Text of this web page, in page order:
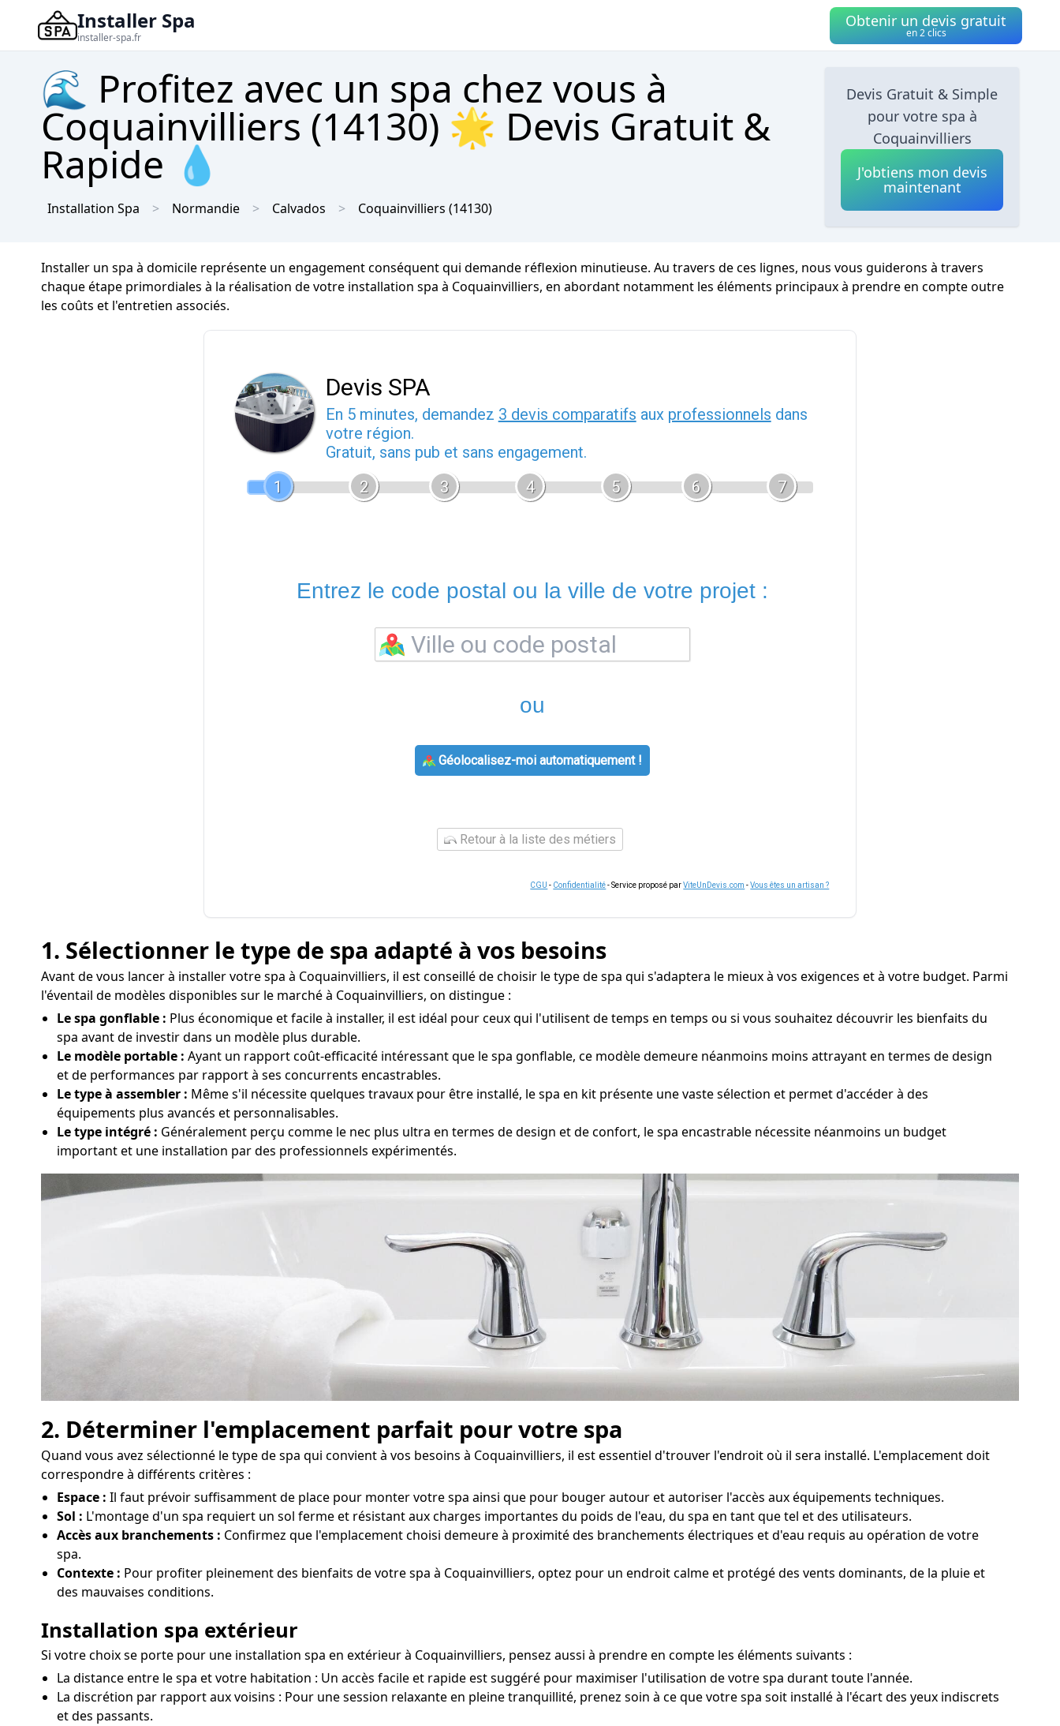
Installer Spa
installer-spa.fr
Obtenir un devis gratuit
en 2 clics
🌊 Profitez avec un spa chez vous à
Coquainvilliers (14130) 🌟 Devis Gratuit &
Rapide 💧
Installation Spa Normandie Calvados Coquainvilliers (14130)
Devis Gratuit & Simple
pour votre spa à
Coquainvilliers
J'obtiens mon devis
maintenant
Installer un spa à domicile représente un engagement conséquent qui demande réflexion minutieuse. Au travers de ces lignes, nous vous guiderons à travers
chaque étape primordiales à la réalisation de votre installation spa à Coquainvilliers, en abordant notamment les éléments principaux à prendre en compte outre
les coûts et l'entretien associés.
Devis SPA
En 5 minutes, demandez 3 devis comparatifs aux professionnels dans
votre région.
Gratuit, sans pub et sans engagement.
1
2 3 4 5 6 7
Entrez le code postal ou la ville de votre projet :
ou
Géolocalisez-moi automatiquement !
Retour à la liste des métiers
CGU - Confidentialité- Service proposé parViteUnDevis.com -Vous êtes un artisan ?
1. Sélectionner le type de spa adapté à vos besoins
Avant de vous lancer à installer votre spa à Coquainvilliers, il est conseillé de choisir le type de spa qui s'adaptera le mieux à vos exigences et à votre budget. Parmi
l'éventail de modèles disponibles sur le marché à Coquainvilliers, on distingue :
Le spa gonflable : Plus économique et facile à installer, il est idéal pour ceux qui l'utilisent de temps en temps ou si vous souhaitez découvrir les bienfaits du
spa avant de investir dans un modèle plus durable.
Le modèle portable : Ayant un rapport coût-efficacité intéressant que le spa gonflable, ce modèle demeure néanmoins moins attrayant en termes de design
et de performances par rapport à ses concurrents encastrables.
Le type à assembler : Même s'il nécessite quelques travaux pour être installé, le spa en kit présente une vaste sélection et permet d'accéder à des
équipements plus avancés et personnalisables.
Le type intégré : Généralement perçu comme le nec plus ultra en termes de design et de confort, le spa encastrable nécessite néanmoins un budget
important et une installation par des professionnels expérimentés.
2. Déterminer l'emplacement parfait pour votre spa
Quand vous avez sélectionné le type de spa qui convient à vos besoins à Coquainvilliers, il est essentiel d'trouver l'endroit où il sera installé. L'emplacement doit
correspondre à différents critères :
Espace : Il faut prévoir suffisamment de place pour monter votre spa ainsi que pour bouger autour et autoriser l'accès aux équipements techniques.
Sol : L'montage d'un spa requiert un sol ferme et résistant aux charges importantes du poids de l'eau, du spa en tant que tel et des utilisateurs.
Accès aux branchements : Confirmez que l'emplacement choisi demeure à proximité des branchements électriques et d'eau requis au opération de votre
spa.
Contexte : Pour profiter pleinement des bienfaits de votre spa à Coquainvilliers, optez pour un endroit calme et protégé des vents dominants, de la pluie et
des mauvaises conditions.
Installation spa extérieur
Si votre choix se porte pour une installation spa en extérieur à Coquainvilliers, pensez aussi à prendre en compte les éléments suivants :
La distance entre le spa et votre habitation : Un accès facile et rapide est suggéré pour maximiser l'utilisation de votre spa durant toute l'année.
La discrétion par rapport aux voisins : Pour une session relaxante en pleine tranquillité, prenez soin à ce que votre spa soit installé à l'écart des yeux indiscrets
et des passants.